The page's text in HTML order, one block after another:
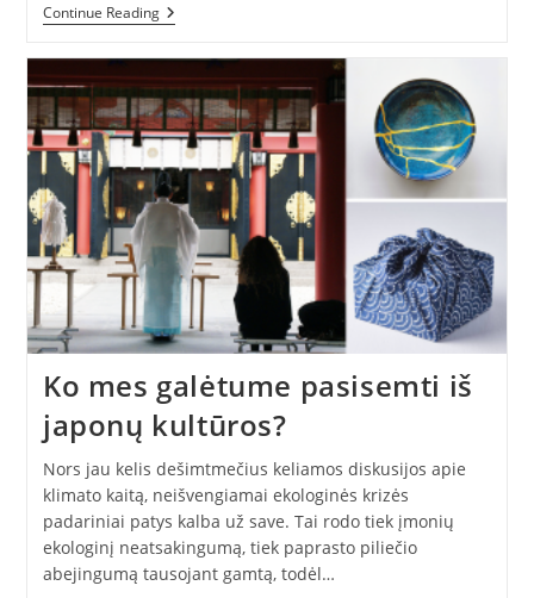
Continue Reading2020-
Ieji
Restoranuose
–
Ko
Tikėtis?
Ko mes galėtume pasisemti iš
japonų kultūros?
Nors jau kelis dešimtmečius keliamos diskusijos apie
klimato kaitą, neišvengiamai ekologinės krizės
padariniai patys kalba už save. Tai rodo tiek įmonių
ekologinį neatsakingumą, tiek paprasto piliečio
abejingumą tausojant gamtą, todėl…